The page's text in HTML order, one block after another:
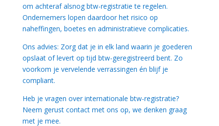
om achteraf alsnog btw-registratie te regelen.
Ondernemers lopen daardoor het risico op
naheffingen, boetes en administratieve complicaties.
Ons advies: Zorg dat je in elk land waarin je goederen
opslaat of levert op tijd btw-geregistreerd bent. Zo
voorkom je vervelende verrassingen én blijf je
compliant.
Heb je vragen over internationale btw-registratie?
Neem gerust contact met ons op, we denken graag
met je mee.